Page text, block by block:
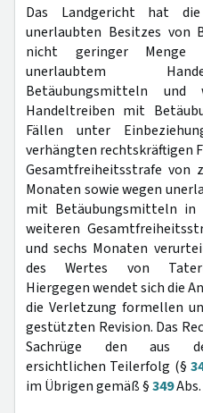
Das Landgericht hat
unerlaubten Besitzes von
nicht geringer
unerlaubtem
Betäubungsmitteln und
Handeltreiben mit
Fällen unter
verhängten rechtskräftigen
Gesamtfreiheitsstrafe von
Monaten sowie wegen
mit Betäubungsmitteln in
weiteren
und sechs Monaten
des Wertes von
Hiergegen wendet sich die
die Verletzung formellen
gestützten Revision. Das
Sachrüge den aus
ersichtlichen Teilerfolg (§
im Übrigen gemäß §349